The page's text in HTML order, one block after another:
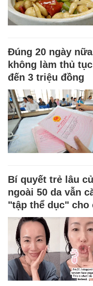
Đúng 20 ngày
không làm thủ
đến 3 triệu đồng
Bí quyết trẻ lâu
ngoài 50 da vẫn
"tập thể dục" cho